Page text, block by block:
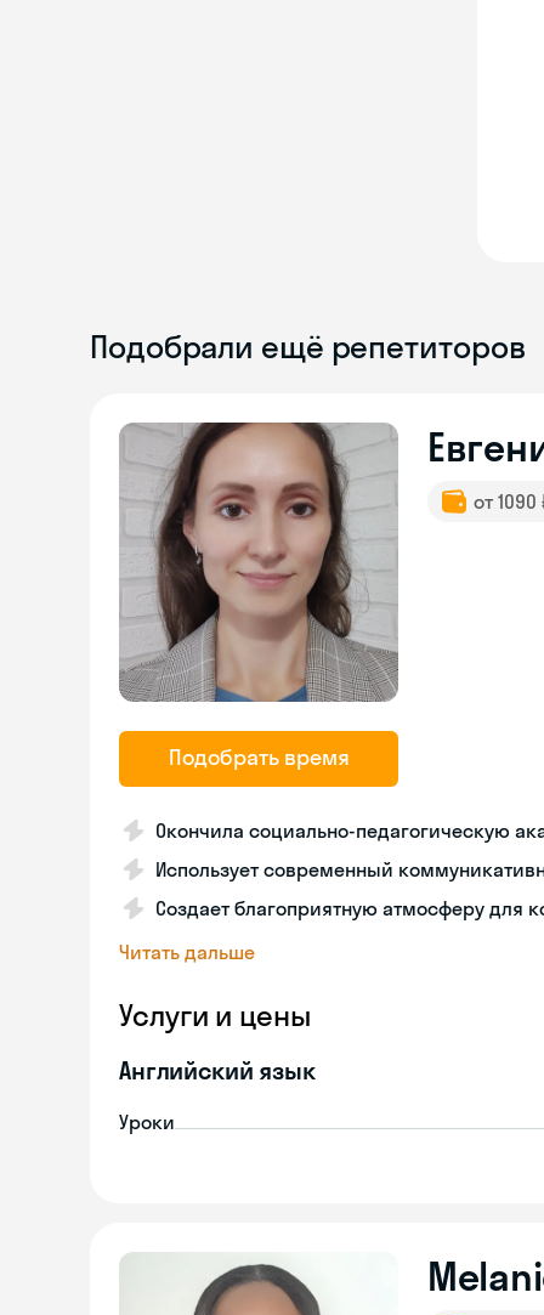
Подобрали ещё репетиторов
Подобрать время
от
Окончила социально-педагогическую
Использует современный
Создает благоприятную атмосферу для
Читать дальше
Услуги и цены
Английский язык
Уроки